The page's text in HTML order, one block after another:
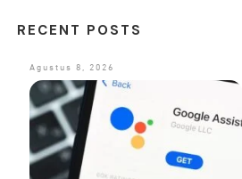
RECENT POSTS
Agustus 8, 2026